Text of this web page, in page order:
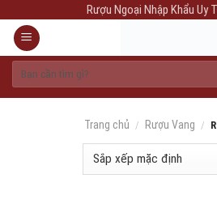
content
Rượu Ngoại Nhập Khẩu Uy
kiếm:
Trang chủ / Rượu Vang /